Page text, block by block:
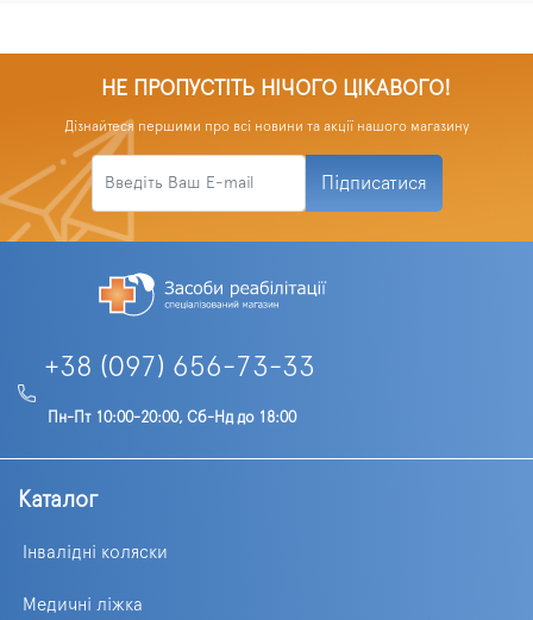
НЕ ПРОПУСТІТЬ НІЧОГО ЦІКАВОГО!
Дізнайтеся першими про всі новини та акції нашого магазину
Підписатися
+38 (097) 656-73-33
Пн-Пт 10:00-20:00, Сб-Нд до 18:00
Каталог
Інвалідні коляски
Медичні ліжка